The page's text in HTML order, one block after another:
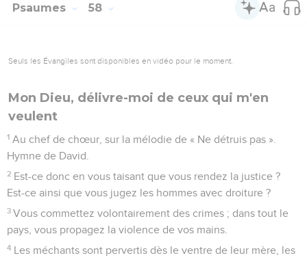
Psaumes 58
Seuls les Évangiles sont disponibles en vidéo pour le moment.
Mon Dieu, délivre-moi de ceux qui m'en
veulent
1 Au chef de chœur, sur la mélodie de « Ne détruis pas ».
Hymne de David.
2 Est-ce donc en vous taisant que vous rendez la justice ?
Est-ce ainsi que vous jugez les hommes avec droiture ?
3 Vous commettez volontairement des crimes ; dans tout le
pays, vous propagez la violence de vos mains.
4 Les méchants sont pervertis dès le ventre de leur mère, les